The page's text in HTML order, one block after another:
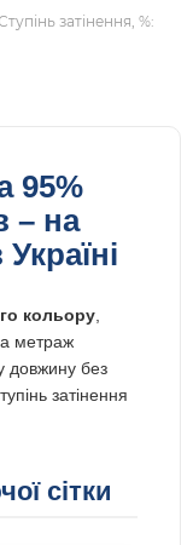
затінення, %:
95%
– на
кольору
метраж
довжину без
затінення
сітки